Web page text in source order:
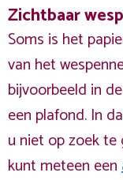
Zichtbaar
Soms is het
van het
bijvoorbeeld in
een plafond. In
u niet op zoek te
kunt meteen een